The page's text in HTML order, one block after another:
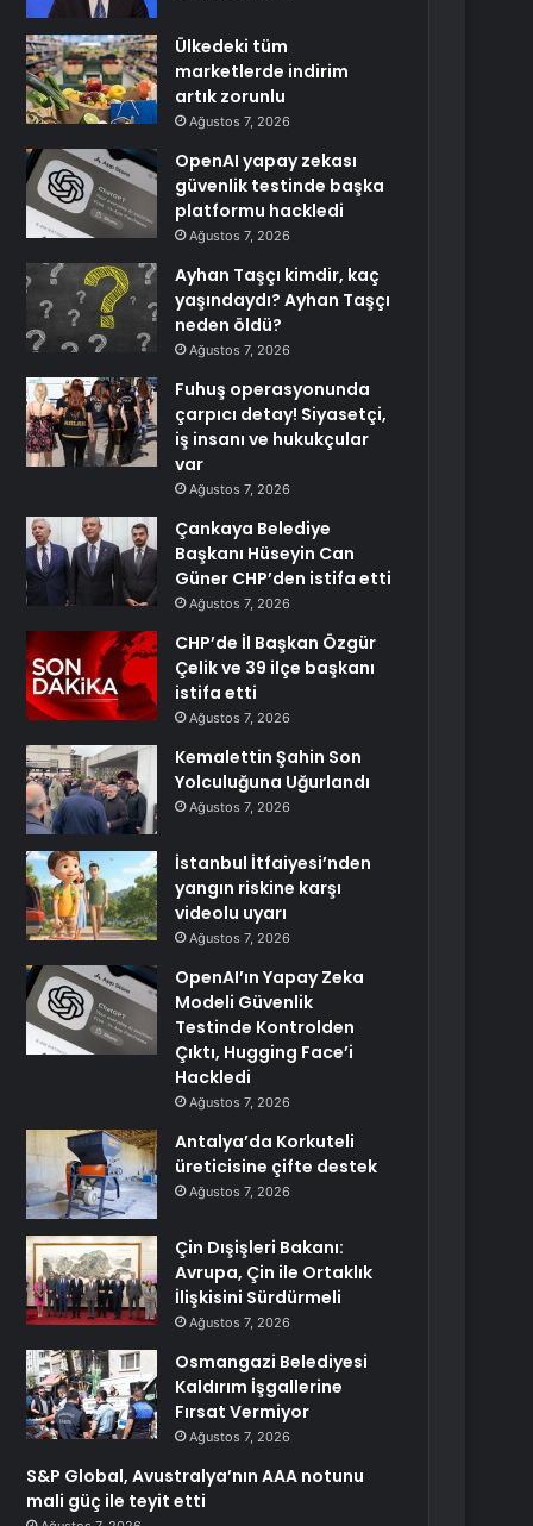
Ülkedeki tüm
marketlerde indirim
artık zorunlu
Ağustos 7, 2026
OpenAI yapay zekası
güvenlik testinde başka
platformu hackledi
Ağustos 7, 2026
Ayhan Taşçı kimdir, kaç
yaşındaydı? Ayhan Taşçı
neden öldü?
Ağustos 7, 2026
Fuhuş operasyonunda
çarpıcı detay! Siyasetçi,
iş insanı ve hukukçular
var
Ağustos 7, 2026
Çankaya Belediye
Başkanı Hüseyin Can
Güner CHP’den istifa etti
Ağustos 7, 2026
CHP’de İl Başkan Özgür
Çelik ve 39 ilçe başkanı
istifa etti
Ağustos 7, 2026
Kemalettin Şahin Son
Yolculuğuna Uğurlandı
Ağustos 7, 2026
İstanbul İtfaiyesi’nden
yangın riskine karşı
videolu uyarı
Ağustos 7, 2026
OpenAI’ın Yapay Zeka
Modeli Güvenlik
Testinde Kontrolden
Çıktı, Hugging Face’i
Hackledi
Ağustos 7, 2026
Antalya’da Korkuteli
üreticisine çifte destek
Ağustos 7, 2026
Çin Dışişleri Bakanı:
Avrupa, Çin ile Ortaklık
İlişkisini Sürdürmeli
Ağustos 7, 2026
Osmangazi Belediyesi
Kaldırım İşgallerine
Fırsat Vermiyor
Ağustos 7, 2026
S&P Global, Avustralya’nın AAA notunu
mali güç ile teyit etti